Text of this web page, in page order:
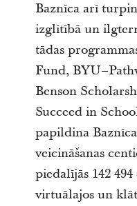
Baznīca arī
izglītībā un
tādas
Fund,
Benson
Succeed in
papildina
veicināšanas
piedalījās 142
virtuālajos un